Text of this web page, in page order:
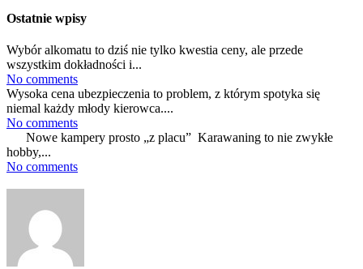
Ostatnie wpisy
Wybór alkomatu to dziś nie tylko kwestia ceny, ale przede
wszystkim dokładności i...
No comments
Wysoka cena ubezpieczenia to problem, z którym spotyka się
niemal każdy młody kierowca....
No comments
Nowe kampery prosto „z placu” Karawaning to nie zwykłe
hobby,...
No comments